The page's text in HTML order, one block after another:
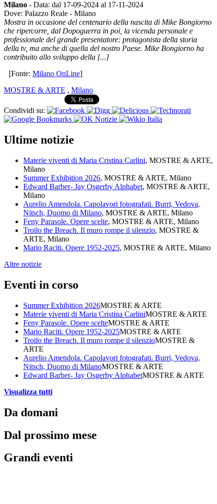
Milano - Data: dal 17-09-2024 al 17-11-2024
Dove: Palazzo Reale - Milano
Mostra in occasione del centenario della nascita di Mike Bongiorno
che ripercorre, dal Dopoguerra in poi, la vicenda personale e
professionale del grande presentatore: protagonista della storia
della tv, ma anche di quella del nostro Paese. Mike Bongiorno ha
contribuito allo sviluppo della [...]
[Fonte: Milano OnLine]
MOSTRE & ARTE , Milano
Condividi su:
Ultime notizie
Materie viventi di Maria Cristina Carlini, MOSTRE & ARTE,
Milano
Summer Exhibition 2026, MOSTRE & ARTE, Milano
Edward Barber- Jay Osgerby Alphabet, MOSTRE & ARTE,
Milano
Aurelio Amendola. Capolavori fotografati. Burri, Vedova,
Nitsch, Duomo di Milano, MOSTRE & ARTE, Milano
Feny Parasole. Opere scelte, MOSTRE & ARTE, Milano
Troilo the Breach. Il muro rompe il silenzio, MOSTRE &
ARTE, Milano
Mario Raciti. Opere 1952-2025, MOSTRE & ARTE, Milano
Altre notizie
Eventi in corso
Summer Exhibition 2026MOSTRE & ARTE
Materie viventi di Maria Cristina CarliniMOSTRE & ARTE
Feny Parasole. Opere scelteMOSTRE & ARTE
Mario Raciti. Opere 1952-2025MOSTRE & ARTE
Troilo the Breach. Il muro rompe il silenzioMOSTRE &
ARTE
Aurelio Amendola. Capolavori fotografati. Burri, Vedova,
Nitsch, Duomo di MilanoMOSTRE & ARTE
Edward Barber- Jay Osgerby AlphabetMOSTRE & ARTE
Visualizza tutti
Da domani
Dal prossimo mese
Grandi eventi